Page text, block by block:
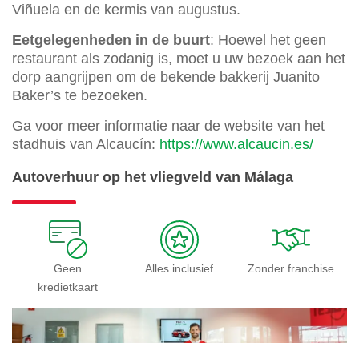
Viñuela en de kermis van augustus.
Eetgelegenheden in de buurt: Hoewel het geen
restaurant als zodanig is, moet u uw bezoek aan het
dorp aangrijpen om de bekende bakkerij Juanito
Baker’s te bezoeken.
Ga voor meer informatie naar de website van het
stadhuis van Alcaucín: https://www.alcaucin.es/
Autoverhuur op het vliegveld van Málaga
Geen
kredietkaart
Alles inclusief Zonder franchise